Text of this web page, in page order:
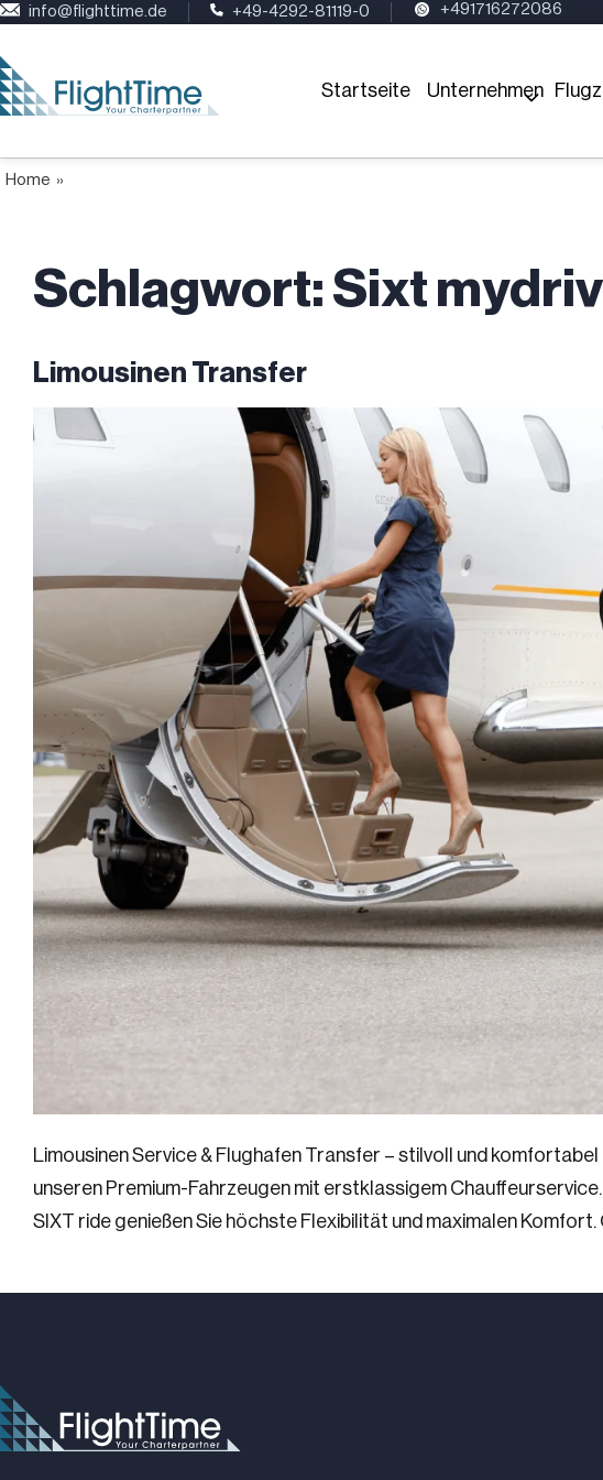
info@flighttime.de +49-4292-81119-0 +491716272086
Startseite Unternehmen
Home »
Schlagwort: Sixt
Limousinen Transfer
Limousinen Service & Flughafen Transfer – stilvoll und
unseren Premium-Fahrzeugen mit erstklassigem
SIXT ride genießen Sie höchste Flexibilität und maximalen Komfort.